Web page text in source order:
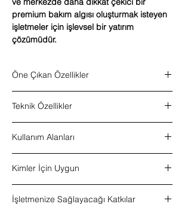
premium bakım algısı oluşturmak isteyen
işletmeler için işlevsel bir yatırım
çözümüdür.
Öne Çıkan Özellikler
Hydra su dermabrazyon yapısı
Galvanik kullanım
Cilt scrubber fonksiyonu
Ultrasonik kullanım desteği
0–5°C soğuk başlık
Çok fonksiyonlu profesyonel sistem
Güzellik merkezleri ve klinikler için uygun
Teknik Özellikler
Kullanım tipi:Profesyonel kullanım
RF frekansı:
Frekans: 1 MHz
Dalga boyu:330 – 990 nm
Soğuk başlık:0 – 5°C
Kullanım Alanları
Cilt temizliği ve arındırma odaklı süreçler
Kimler İçin Uygun
Klinikler
İşletmenize Sağlayacağı Katkılar